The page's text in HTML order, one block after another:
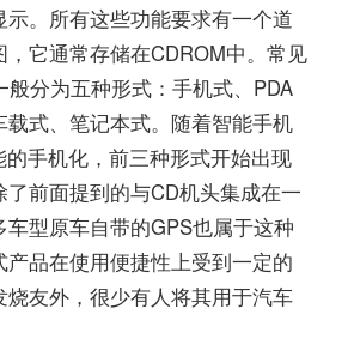
。所有这些功能要求有一个道
，它通常存储在CDROM中。常见
般分为五种形式：手机式、PDA
式、笔记本式。随着智能手机
的手机化，前三种形式开始出现
前面提到的与CD机头集成在一
型原车自带的GPS也属于这种
品在使用便捷性上受到一定的
烧友外，很少有人将其用于汽车